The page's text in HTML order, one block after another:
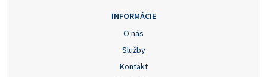
INFORMÁCIE
O nás
Služby
Kontakt